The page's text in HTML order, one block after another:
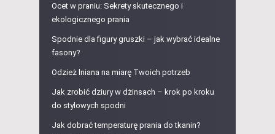
Ocet w praniu: Sekrety skutecznego i
ekologicznego prania
Spodnie dla figury gruszki – jak wybrać idealne
fasony?
Odzież lniana na miarę Twoich potrzeb
Jak zrobić dziury w dżinsach – krok po kroku
do stylowych spodni
Jak dobrać temperaturę prania do tkanin?